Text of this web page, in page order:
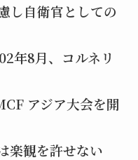
し自衛官としての
年8月、コルネリ
アジア大会を開
楽観を許せない